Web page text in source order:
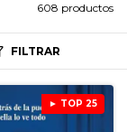
608 productos
FILTRAR
► TOP 25